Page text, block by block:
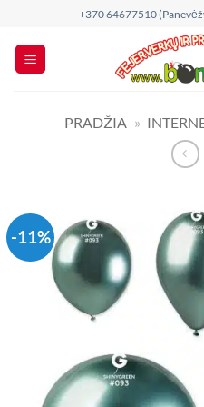
content
+370 64677510
PRADŽIA »
-11%